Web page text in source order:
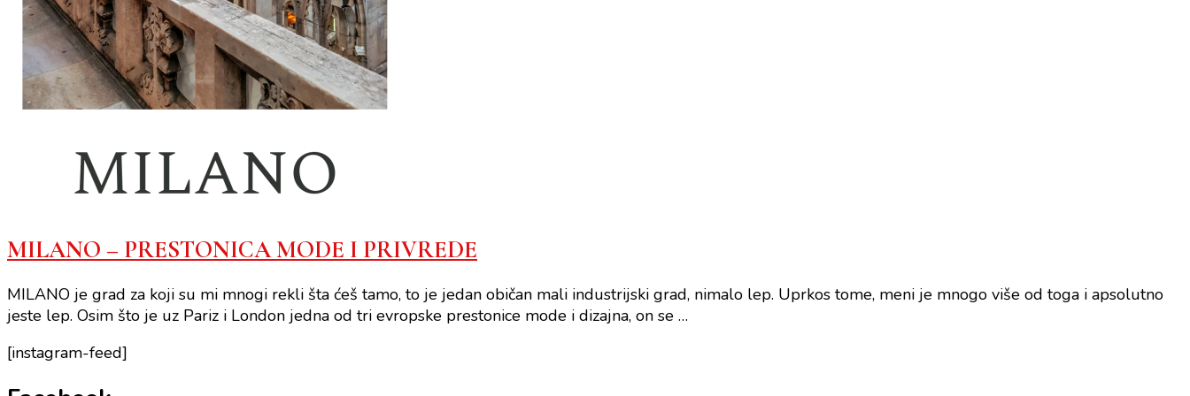
MILANO – PRESTONICA MODE I PRIVREDE
MILANO je grad za koji su mi mnogi rekli šta ćeš tamo, to je jedan običan mali industrijski grad, nimalo lep. Uprkos tome, meni je mnogo više od toga i apsolutno
jeste lep. Osim što je uz Pariz i London jedna od tri evropske prestonice mode i dizajna, on se …
[instagram-feed]